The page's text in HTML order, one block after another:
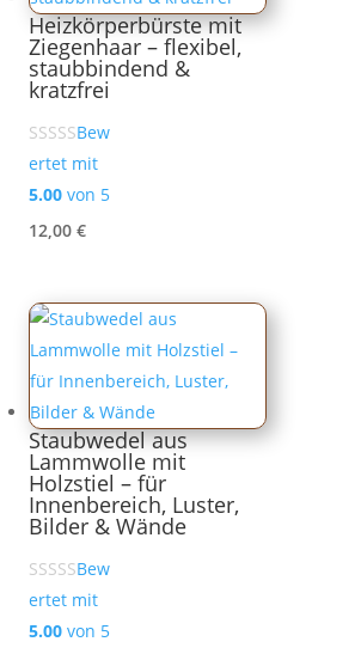
Heizkörperbürste mit
Ziegenhaar – flexibel,
staubbindend &
kratzfrei
Bew
ertet mit
5.00 von 5
12,00 €
Staubwedel aus
Lammwolle mit
Holzstiel – für
Innenbereich, Luster,
Bilder & Wände
Bew
ertet mit
5.00 von 5